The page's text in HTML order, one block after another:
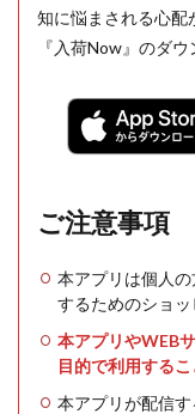
知に悩まされる心配
『入荷Now』のダ
ご注意事項
本アプリは個人
するためのショッ
本アプリやWEB
目的で利用するこ
本アプリが配信